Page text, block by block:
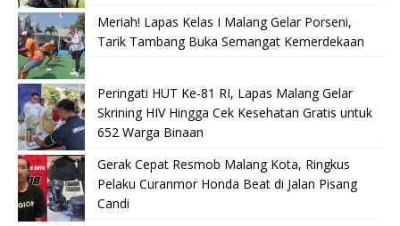
Meriah! Lapas Kelas I Malang Gelar Porseni,
Tarik Tambang Buka Semangat Kemerdekaan
Peringati HUT Ke-81 RI, Lapas Malang Gelar
Skrining HIV Hingga Cek Kesehatan Gratis untuk
652 Warga Binaan
Gerak Cepat Resmob Malang Kota, Ringkus
Pelaku Curanmor Honda Beat di Jalan Pisang
Candi